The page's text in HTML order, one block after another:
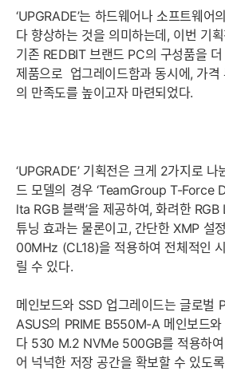
‘UPGRADE’는 하드웨어나 소프트웨어
다 향상하는 것을 의미하는데, 이번 기
기존 REDBIT 브랜드 PC의 구성품을
제품으로 업그레이드함과 동시에, 가격
의 만족도를 높이고자 마련되었다.
‘UPGRADE’ 기획전은 크게 2가지로 나
드 모델의 경우 ‘TeamGroup T-Force
lta RGB 블랙’을 제공하여, 화려한
튜닝 효과는 물론이고, 간단한 XMP 설
00MHz (CL18)을 적용하여 전체적인
릴 수 있다.
메인보드와 SSD 업그레이드는 글로벌
ASUS의 PRIME B550M-A 메인보드
다 530 M.2 NVMe 500GB를 적용하여
어 넉넉한 저장 공간을 확보할 수 있도